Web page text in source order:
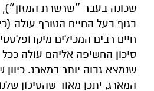
שכונה בעבר ״שרשרת המזון״),
בגוף בעל החיים הטורף עולה
חיים רבים המכילים
סיכון החשיפה אליהם עולה
שנמצא גבוה יותר במארג.
המארג, יתכן מאוד שהסיכון